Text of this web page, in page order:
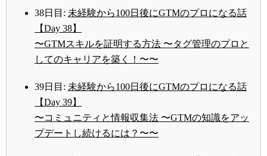
38日目: 未経験から100日後にGTMのプロになる話
【Day 38】
〜GTMスキルを証明する方法 〜タグ管理のプロと
してのキャリアを築く！〜〜
39日目: 未経験から100日後にGTMのプロになる話
【Day 39】
〜コミュニティと情報収集法 〜GTMの知識をアッ
プデートし続けるには？〜〜